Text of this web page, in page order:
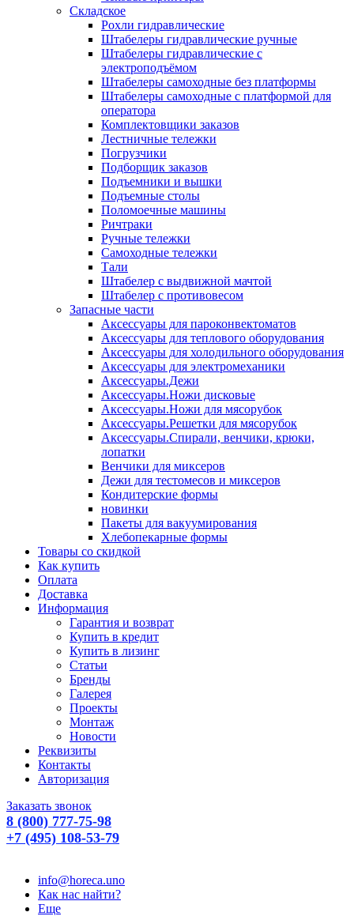
Складское
Рохли гидравлические
Штабелеры гидравлические ручные
Штабелеры гидравлические с
электроподъёмом
Штабелеры самоходные без платформы
Штабелеры самоходные с платформой для
оператора
Комплектовщики заказов
Лестничные тележки
Погрузчики
Подборщик заказов
Подъемники и вышки
Подъемные столы
Поломоечные машины
Ричтраки
Ручные тележки
Самоходные тележки
Тали
Штабелер с выдвижной мачтой
Штабелер с противовесом
Запасные части
Аксессуары для пароконвектоматов
Аксессуары для теплового оборудования
Аксессуары для холодильного оборудования
Аксессуары для электромеханики
Аксессуары.Дежи
Аксессуары.Ножи дисковые
Аксессуары.Ножи для мясорубок
Аксессуары.Решетки для мясорубок
Аксессуары.Спирали, венчики, крюки,
лопатки
Венчики для миксеров
Дежи для тестомесов и миксеров
Кондитерские формы
новинки
Пакеты для вакуумирования
Хлебопекарные формы
Товары со скидкой
Как купить
Оплата
Доставка
Информация
Гарантия и возврат
Купить в кредит
Купить в лизинг
Статьи
Бренды
Галерея
Проекты
Монтаж
Новости
Реквизиты
Контакты
Авторизация
Заказать звонок
8 (800) 777-75-98
+7 (495) 108-53-79
info@horeca.uno
Как нас найти?
Еще